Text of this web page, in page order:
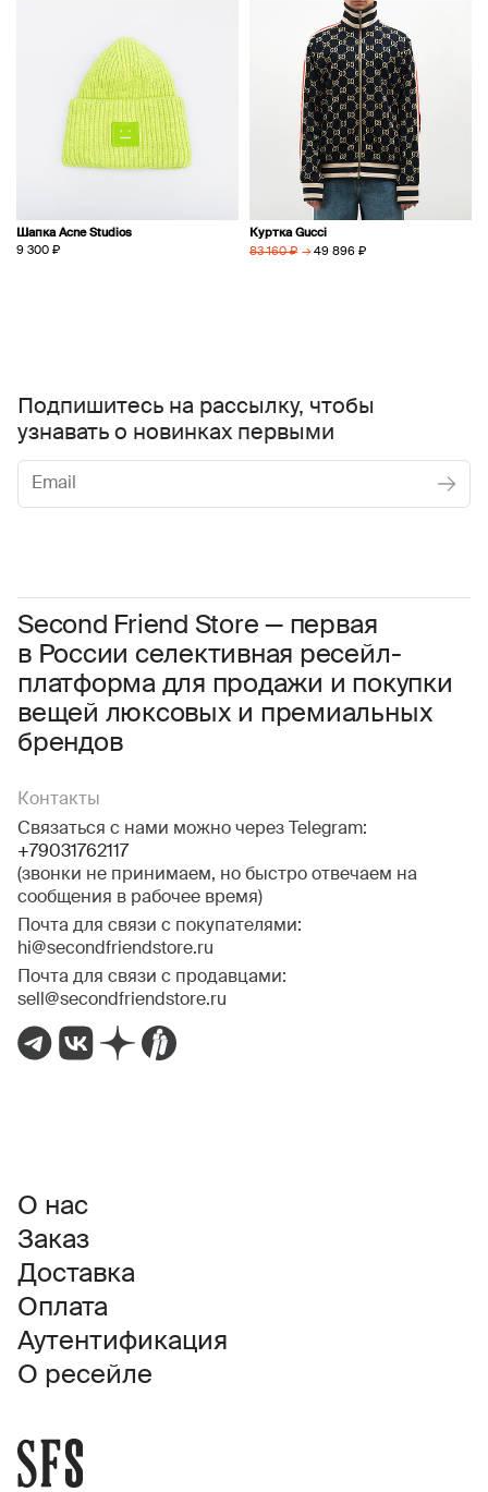
Шапка Acne Studios
9 300 ₽
Куртка Gucci
83 160 ₽ → 49 896 ₽
Second Friend Store — первая
в России селективная ресейл-
платформа для продажи и покупки
вещей люксовых и премиальных
брендов
Контакты
Связаться с нами можно через Telegram:
+79031762117
(звонки не принимаем, но быстро отвечаем на
сообщения в рабочее время)
Почта для связи с покупателями:
hi@secondfriendstore.ru
Почта для связи с продавцами:
sell@secondfriendstore.ru
Подпишитесь на рассылку, чтобы
узнавать о новинках первыми
Соглашаюсь с условиями Пользовательского соглашения
Даю согласие на получение рекламной информации.
О нас
Заказ
Доставка
Оплата
Аутентификация
О ресейле